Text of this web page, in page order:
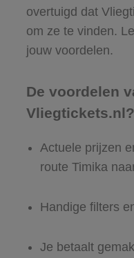
overtuigd dat
om ze te vinden.
jouw voordelen.
De voordelen
Vliegtickets.nl?
Actuele prijzen
route Timika
Handige filters
Je betaalt